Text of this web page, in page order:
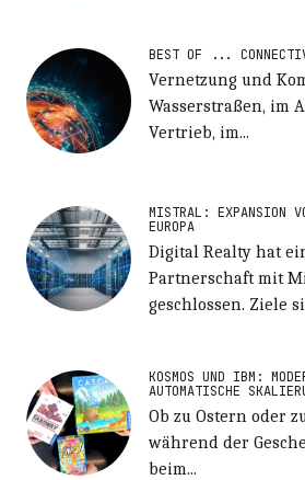
BEST OF ...
Vernetzung und
Wasserstraßen, im
Vertrieb, im...
MISTRAL: EXPANSION
EUROPA
Digital Realty hat
Partnerschaft mit
geschlossen. Ziele
KOSMOS UND IBM:
AUTOMATISCHE
Ob zu Ostern oder
während der
beim...